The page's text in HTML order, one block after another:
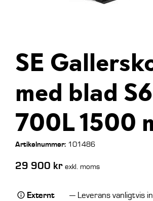
SE
med blad
700L 1500
Artikelnummer:101486
29 900 kr exkl. moms
Externt
— Leverans vanligtvis